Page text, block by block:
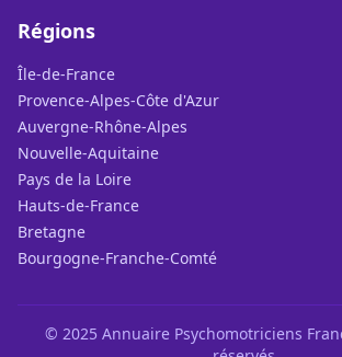
Régions
Île-de-France
Provence-Alpes-Côte d'Azur
Auvergne-Rhône-Alpes
Nouvelle-Aquitaine
Pays de la Loire
Hauts-de-France
Bretagne
Bourgogne-Franche-Comté
© 2025 Annuaire Psychomotriciens